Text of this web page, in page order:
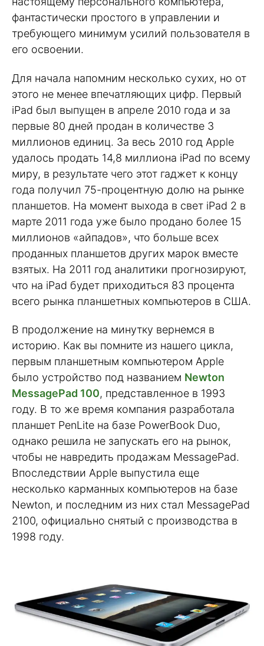
фантастически простого в управлении и
требующего минимум усилий пользователя в
его освоении.
Для начала напомним несколько сухих, но от
этого не менее впечатляющих цифр. Первый
iPad был выпущен в апреле 2010 года и за
первые 80 дней продан в количестве 3
миллионов единиц. За весь 2010 год Apple
удалось продать 14,8 миллиона iPad по всему
миру, в результате чего этот гаджет к концу
года получил 75-процентную долю на рынке
планшетов. На момент выхода в свет iPad 2 в
марте 2011 года уже было продано более 15
миллионов «айпадов», что больше всех
проданных планшетов других марок вместе
взятых. На 2011 год аналитики прогнозируют,
что на iPad будет приходиться 83 процента
всего рынка планшетных компьютеров в США.
В продолжение на минутку вернемся в
историю. Как вы помните из нашего цикла,
первым планшетным компьютером Apple
было устройство под названием Newton
MessagePad 100, представленное в 1993
году. В то же время компания разработала
планшет PenLite на базе PowerBook Duo,
однако решила не запускать его на рынок,
чтобы не навредить продажам MessagePad.
Впоследствии Apple выпустила еще
несколько карманных компьютеров на базе
Newton, и последним из них стал MessagePad
2100, официально снятый с производства в
1998 году.